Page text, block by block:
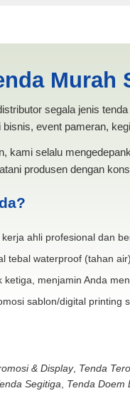
Murah
segala jenis
event pameran,
kami selalu
produsen dengan
ahli profesional dan
tebal waterproof (tahan
ketiga, menjamin Anda
sablon/digital printing
& Display, Tenda
Segitiga Tenda Doem